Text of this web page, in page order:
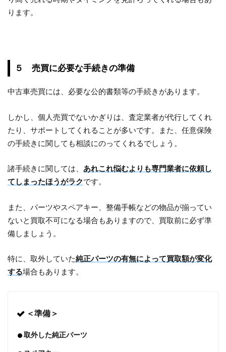
ります。
５ 売買に必要な手続きの準備
中古車売買には、必要な公的書類等の手続きがあります。
しかし、個人売買でないかぎりは、査定業者が代行してくれ
たり、サポートしてくれることが多いです。また、任意保険
の手続きに関しても相談にのってくれるでしょう。
諸手続きに関しては、 あれこれ悩むよりも専門業者に依頼し
てしまったほうがラクです。
また、パーツやスペアキー、整備手帳などの物品が揃ってい
ないと買取不可になる場合もありますので、買取前に必ず準
備しましょう。
特に、取外していた純正パーツの有無によって買取額が変化
する場合もあります。
＜準備＞
取外した純正パーツ